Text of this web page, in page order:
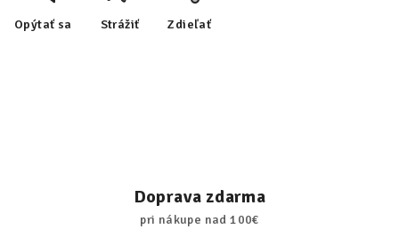
Opýtať sa Strážiť Zdieľať
Doprava zdarma
pri nákupe nad 100€